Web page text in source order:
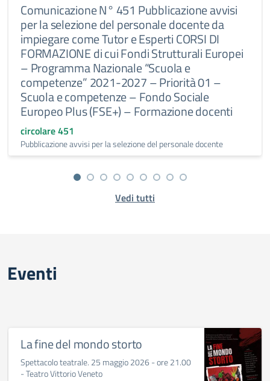
Comunicazione N° 451 Pubblicazione avvisi
per la selezione del personale docente da
impiegare come Tutor e Esperti CORSI DI
FORMAZIONE di cui Fondi Strutturali Europei
– Programma Nazionale “Scuola e
competenze” 2021-2027 – Priorità 01 –
Scuola e competenze – Fondo Sociale
Europeo Plus (FSE+) – Formazione docenti
circolare 451
Pubblicazione avvisi per la selezione del personale docente
Vedi tutti
Eventi
La fine del mondo storto
Spettacolo teatrale. 25 maggio 2026 - ore 21.00
- Teatro Vittorio Veneto